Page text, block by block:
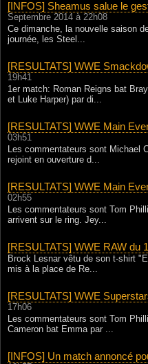
[INFOS] Sheamus salue le
Septembre 2014 à 22h08
Ce dimanche, la nouvelle saison
journée, les Steel...
[RESULTATS] WWE
19h41
1er match: Roman Reigns bat
et Luke Harper) par di...
[RESULTATS] WWE Main
03h51
Les commentateurs sont Michael
rejoint en ouverture d...
[RESULTATS] WWE Main
02h55
Les commentateurs sont Tom
arrivent sur le ring. Jey...
[RESULTATS] WWE RAW du
Brock Lesnar vêtu de son t-shirt
mis à la place de Re...
[RESULTATS] WWE
17h06
Les commentateurs sont Tom
Cameron bat Emma par ...
[INFOS] Un match annoncé